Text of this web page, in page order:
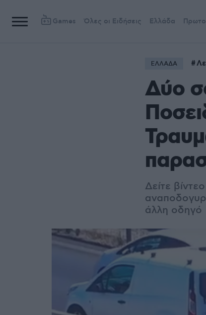
Games Όλες οι Ειδήσεις Ελλάδα
ΕΛΛΑΔΑ
Δύο
Δείτε
άλλη οδηγό